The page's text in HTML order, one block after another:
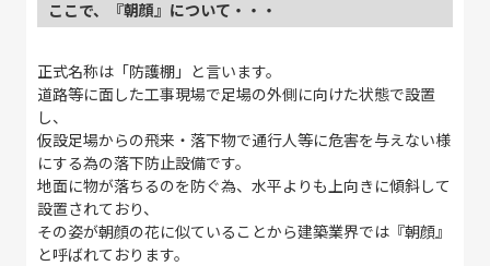
ここで、『朝顔』について・・・
正式名称は「防護棚」と言います。
道路等に面した工事現場で足場の外側に向けた状態で設置
し、
仮設足場からの飛来・落下物で通行人等に危害を与えない様
にする為の落下防止設備です。
地面に物が落ちるのを防ぐ為、水平よりも上向きに傾斜して
設置されており、
その姿が朝顔の花に似ていることから建築業界では『朝顔』
と呼ばれております。